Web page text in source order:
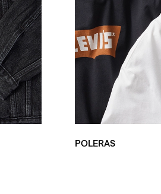
POLERAS